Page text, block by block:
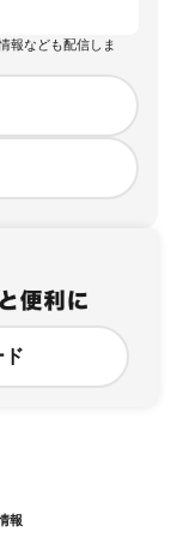
報なども配信しま
ド
報